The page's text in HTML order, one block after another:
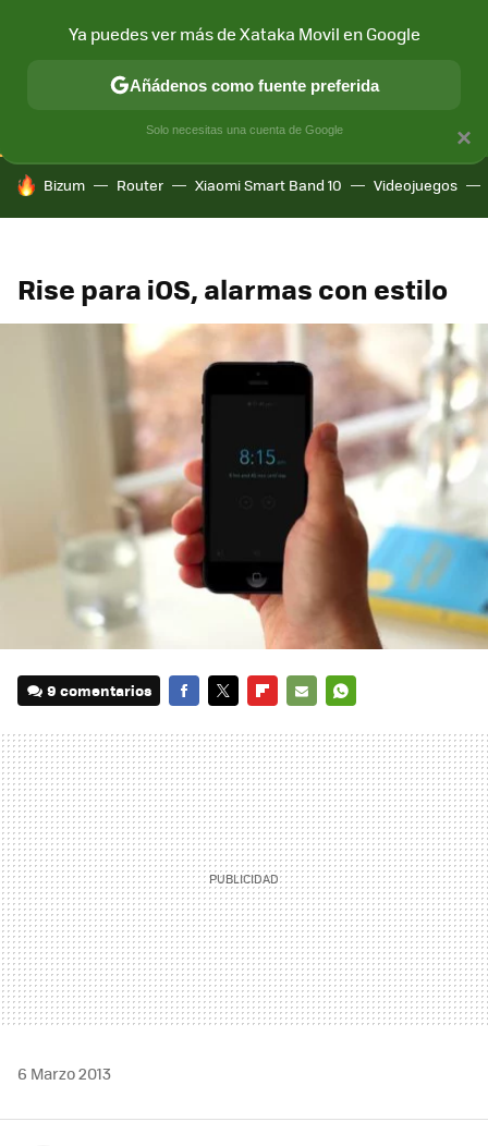
CONECTIVIDAD MÓVIL Y SOCIEDAD APLICACIONES
HOY SE HABLA DE
Bizum Router Xiaomi Smart Band 10 Videojuegos
Rise para iOS, alarmas con estilo
9 comentarios
MAIL
6 Marzo 2013
×
Ya puedes ver más de Xataka Movil en Google
Añádenos como fuente preferida
Solo necesitas una cuenta de Google